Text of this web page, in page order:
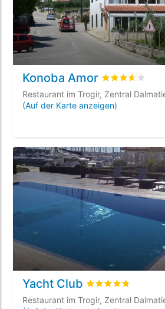
Konoba Amor bewertet3.6
Restaurant im Trogir, Zentral
(Auf der Karte anzeigen)
Yacht Club bewertet4.8
Restaurant im Trogir, Zentral